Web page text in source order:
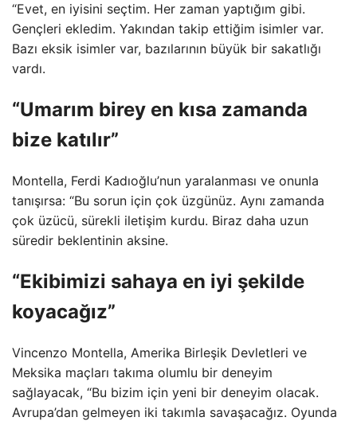
“Evet, en iyisini seçtim. Her zaman yaptığım gibi.
Gençleri ekledim. Yakından takip ettiğim isimler var.
Bazı eksik isimler var, bazılarının büyük bir sakatlığı
vardı.
“Umarım birey en kısa zamanda
bize katılır”
Montella, Ferdi Kadıoğlu’nun yaralanması ve onunla
tanışırsa: “Bu sorun için çok üzgünüz. Aynı zamanda
çok üzücü, sürekli iletişim kurdu. Biraz daha uzun
süredir beklentinin aksine.
“Ekibimizi sahaya en iyi şekilde
koyacağız”
Vincenzo Montella, Amerika Birleşik Devletleri ve
Meksika maçları takıma olumlu bir deneyim
sağlayacak, “Bu bizim için yeni bir deneyim olacak.
Avrupa’dan gelmeyen iki takımla savaşacağız. Oyunda